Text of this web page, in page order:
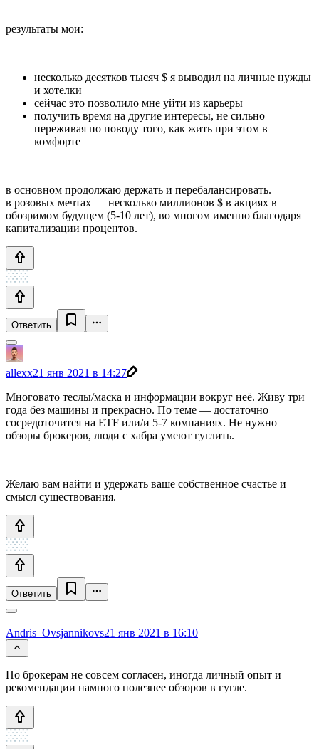
результаты мои:
несколько десятков тысяч $ я выводил на личные нужды
и хотелки
сейчас это позволило мне уйти из карьеры
получить время на другие интересы, не сильно
переживая по поводу того, как жить при этом в
комфорте
в основном продолжаю держать и перебалансировать.
в розовых мечтах — несколько миллионов $ в акциях в
обозримом будущем (5-10 лет), во многом именно благодаря
капитализации процентов.
Ответить
allexx21 янв 2021 в 14:27
Многовато теслы/маска и информации вокруг неё. Живу три
года без машины и прекрасно. По теме — достаточно
сосредоточится на ETF или/и 5-7 компаниях. Не нужно
обзоры брокеров, люди с хабра умеют гуглить.
Желаю вам найти и удержать ваше собственное счастье и
смысл существования.
Ответить
Andris_Ovsjannikovs21 янв 2021 в 16:10
По брокерам не совсем согласен, иногда личный опыт и
рекомендации намного полезнее обзоров в гугле.